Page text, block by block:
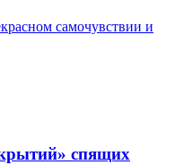
самочувствии и
спящих